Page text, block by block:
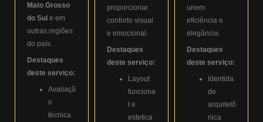
Mato Grosso
do Sul e em
outras regiões
do país.
Destaques
deste serviço:
Avaliaçã
o
técnica
proporcionar
conforto visual
e emocional.
Destaques
deste serviço:
Layout
funciona
l e
estetica
unem
eficiência e
elegância.
Destaques
deste serviço:
Identida
de
arquitetô
nica